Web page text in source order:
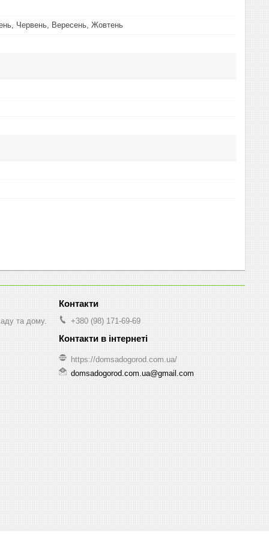
Червень, Вересень, Жовтень
та дому. +380 (98) 171-69-69
https://domsadogorod.com.ua/
domsadogorod.com.ua@gmail.com